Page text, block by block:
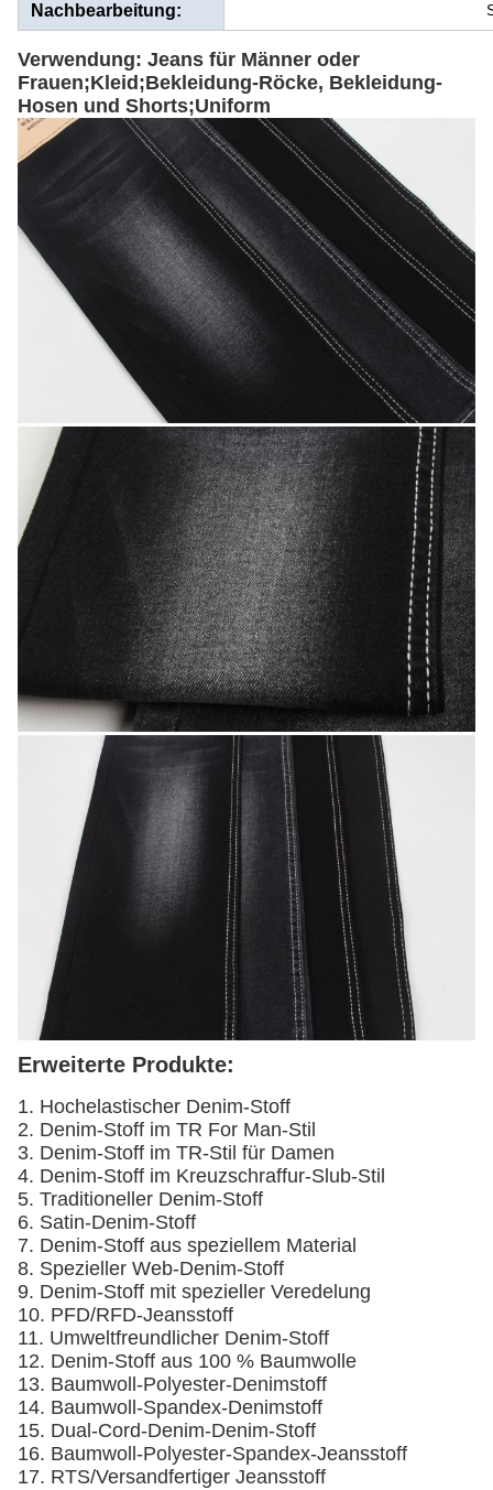
Nachbearbeitung:
Verwendung: Jeans für Männer oder
Frauen;Kleid;Bekleidung-Röcke, Bekleidung-
Hosen und Shorts;Uniform
Erweiterte Produkte:
1. Hochelastischer Denim-Stoff
2. Denim-Stoff im TR For Man-Stil
3. Denim-Stoff im TR-Stil für Damen
4. Denim-Stoff im Kreuzschraffur-Slub-Stil
5. Traditioneller Denim-Stoff
6. Satin-Denim-Stoff
7. Denim-Stoff aus speziellem Material
8. Spezieller Web-Denim-Stoff
9. Denim-Stoff mit spezieller Veredelung
10. PFD/RFD-Jeansstoff
11. Umweltfreundlicher Denim-Stoff
12. Denim-Stoff aus 100 % Baumwolle
13. Baumwoll-Polyester-Denimstoff
14. Baumwoll-Spandex-Denimstoff
15. Dual-Cord-Denim-Denim-Stoff
16. Baumwoll-Polyester-Spandex-Jeansstoff
17. RTS/Versandfertiger Jeansstoff